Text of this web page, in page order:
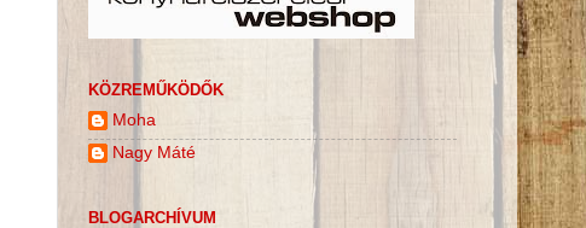
KÖZREMŰKÖDŐK
Moha
Nagy Máté
BLOGARCHÍVUM